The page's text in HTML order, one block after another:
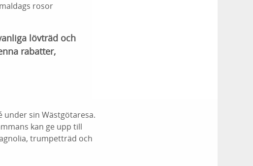
rosor
lövträd och
rabatter,
under sin Wästgötaresa.
kan ge upp till
trumpetträd och